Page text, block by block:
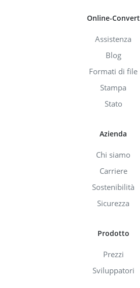
Online-Convert
Assistenza
Blog
Formati di file
Stampa
Stato
Azienda
Chi siamo
Carriere
Sostenibilità
Sicurezza
Prodotto
Prezzi
Sviluppatori